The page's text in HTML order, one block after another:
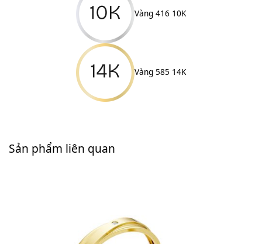
Vàng 416 10K
Vàng 585 14K
Sản phẩm liên quan